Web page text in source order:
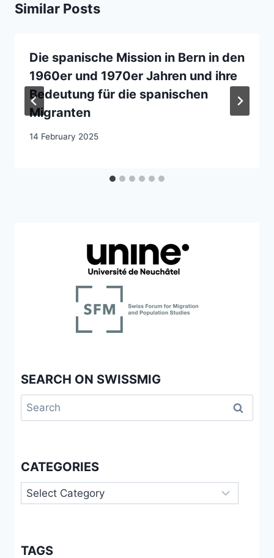
Similar Posts
Die spanische Mission in Bern in den
1960er und 1970er Jahren und ihre
Bedeutung für die spanischen
Migranten
14 February 2025
SEARCH ON SWISSMIG
Search
for:
CATEGORIES
Categories
TAGS